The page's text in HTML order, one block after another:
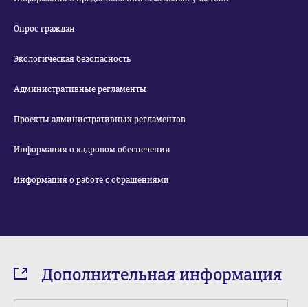
Опрос граждан
Экологическая безопасность
Административные регламенты
Проекты административных регламентов
Информация о кадровом обеспечении
Информация о работе с обращениями
Дополнительная информация